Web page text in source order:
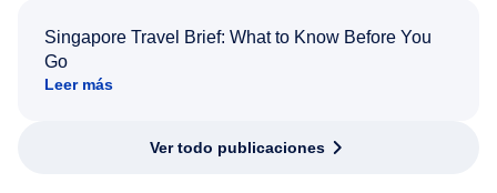
Singapore Travel Brief: What to Know Before You
Go
Leer más
Ver todo publicaciones